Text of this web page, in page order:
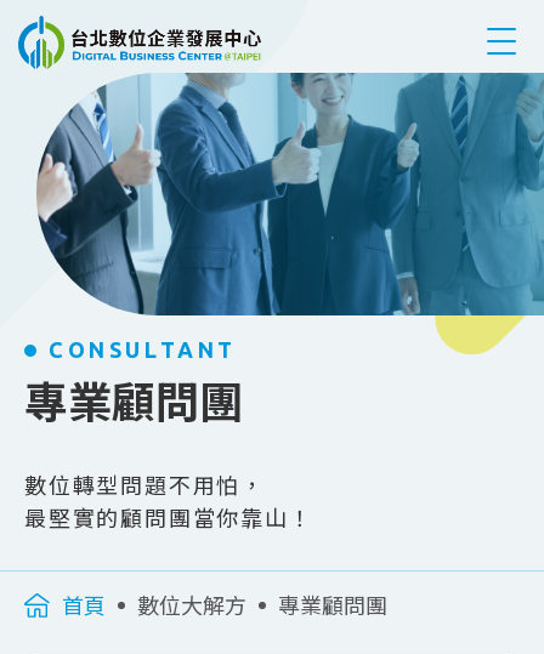
跳到主要內容
CONSULTANT
專業顧問團
數位轉型問題不用怕，
最堅實的顧問團當你靠山！
首頁 數位大解方 專業顧問團